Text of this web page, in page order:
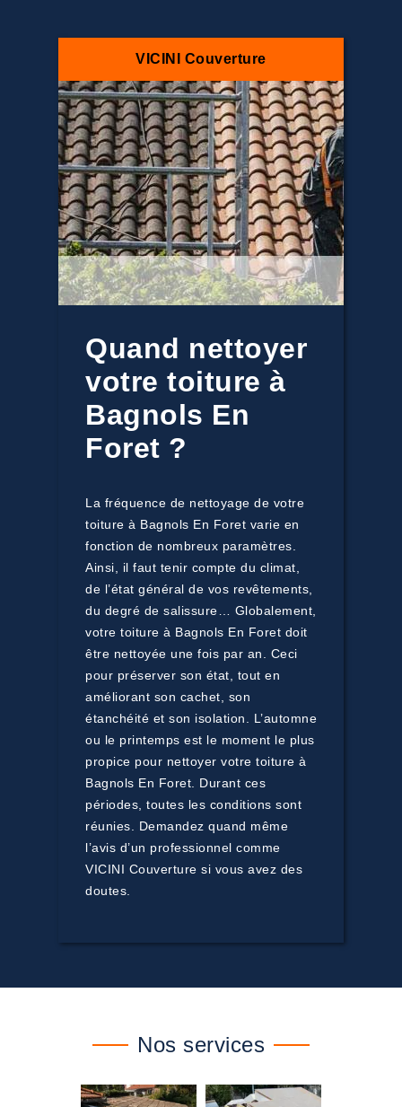
VICINI Couverture
Quand nettoyer
votre toiture à
Bagnols En
Foret ?
La fréquence de nettoyage de votre
toiture à Bagnols En Foret varie en
fonction de nombreux paramètres.
Ainsi, il faut tenir compte du climat,
de l’état général de vos revêtements,
du degré de salissure… Globalement,
votre toiture à Bagnols En Foret doit
être nettoyée une fois par an. Ceci
pour préserver son état, tout en
améliorant son cachet, son
étanchéité et son isolation. L’automne
ou le printemps est le moment le plus
propice pour nettoyer votre toiture à
Bagnols En Foret. Durant ces
périodes, toutes les conditions sont
réunies. Demandez quand même
l’avis d’un professionnel comme
VICINI Couverture si vous avez des
doutes.
Nos services